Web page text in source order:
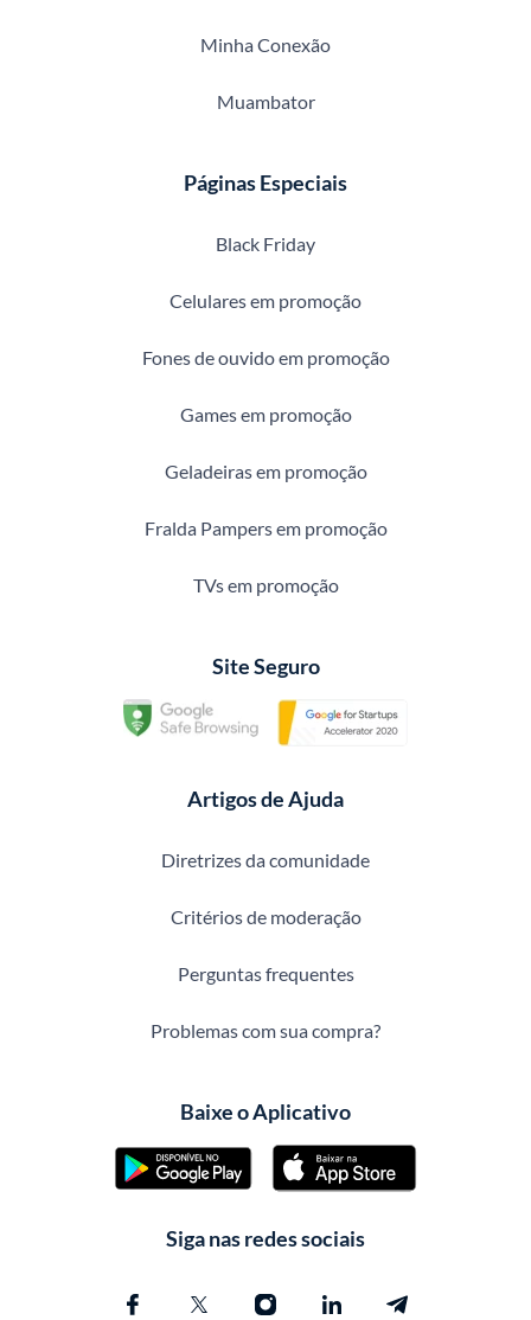
Minha Conexão
Muambator
Páginas Especiais
Black Friday
Celulares em promoção
Fones de ouvido em promoção
Games em promoção
Geladeiras em promoção
Fralda Pampers em promoção
TVs em promoção
Site Seguro
Artigos de Ajuda
Diretrizes da comunidade
Critérios de moderação
Perguntas frequentes
Problemas com sua compra?
Baixe o Aplicativo
Siga nas redes sociais